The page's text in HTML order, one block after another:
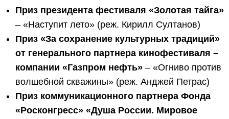
Приз президента фестиваля «Золотая тайга»
– «Наступит лето» (реж. Кирилл Султанов)
Приз «За сохранение культурных традиций»
от генерального партнера кинофестиваля –
компании «Газпром нефть» – «Огниво против
волшебной скважины» (реж. Анджей Петрас)
Приз коммуникационного партнера Фонда
«Росконгресс» «Душа России. Мировое